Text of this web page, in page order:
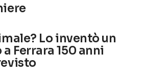
Lo inventò un
Ferrara 150 anni